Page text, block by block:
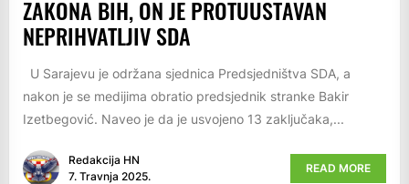
ZAKONA BIH, ON JE PROTUUSTAVAN
NEPRIHVATLJIV SDA
U Sarajevu je održana sjednica Predsjedništva SDA, a
nakon je se medijima obratio predsjednik stranke Bakir
Izetbegović. Naveo je da je usvojeno 13 zaključaka,...
Redakcija HN
7. Travnja 2025.
READ MORE